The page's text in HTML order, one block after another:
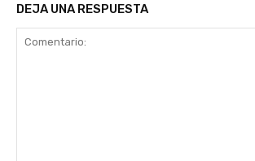
DEJA UNA RESPUESTA